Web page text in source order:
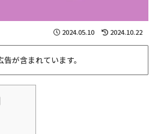
2024.05.10 2024.10.22
が含まれています。